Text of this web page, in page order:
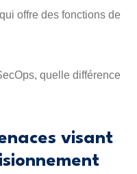
offre des fonctions de
quelle différence
visant